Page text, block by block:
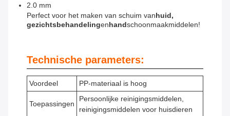
2.0 mm
Perfect voor het maken van schuim vanhuid,
gezichtsbehandelingenhandschoonmaakmiddelen!
Technische parameters:
Voordeel PP-materiaal is hoog
Toepassingen
Persoonlijke reinigingsmiddelen,
reinigingsmiddelen voor huisdieren